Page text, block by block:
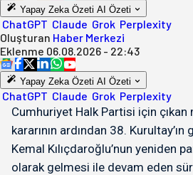
Yapay Zeka Özeti AI Özeti
ChatGPT Claude Grok Perplexity
Oluşturan Haber Merkezi
Eklenme 06.08.2026 - 22:43
Yapay Zeka Özeti AI Özeti
ChatGPT Claude Grok Perplexity
Cumhuriyet Halk Partisi için çıkan
kararının ardından 38.
Kemal Kılıçdaroğlu’nun yeniden
olarak gelmesi ile devam eden